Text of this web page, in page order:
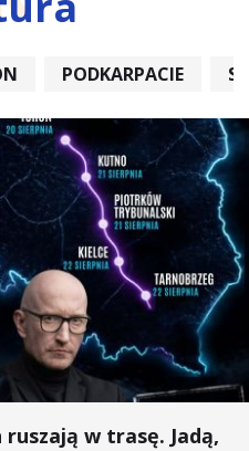
PODKARPACIE
w trasę. Jadą,